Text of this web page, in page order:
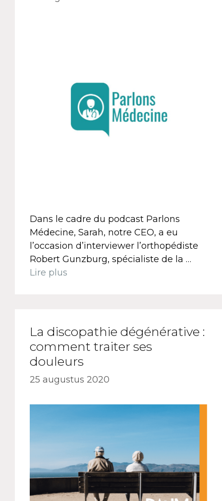
Dans le cadre du podcast Parlons
Médecine, Sarah, notre CEO, a eu
l’occasion d’interviewer l’orthopédiste
Robert Gunzburg, spécialiste de la …
Lire plus
La discopathie dégénérative :
comment traiter ses
douleurs
25 augustus 2020